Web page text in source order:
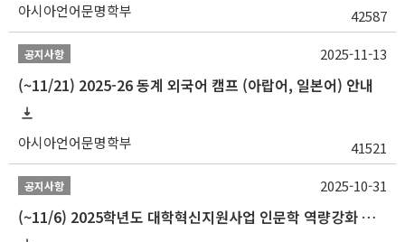
아시아언어문명학부 42587
공지사항
(~11/21) 2025-26 동계 외국어 캠프 (아랍어, 일본어) 안내
아시아언어문명학부 41521
2025-11-13
공지사항
(~11/6) 2025학년도 대학혁신지원사업 인문학 역량강화 동계 인턴십 참가자 선발 안내
2025-10-31